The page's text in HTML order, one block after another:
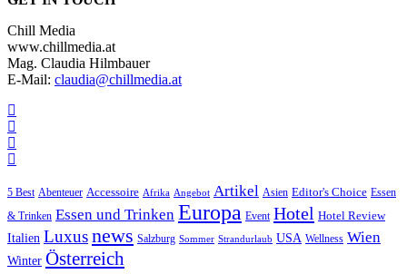
Chill Media
www.chillmedia.at
Mag. Claudia Hilmbauer
E-Mail: claudia@chillmedia.at
5 Best Abenteuer Accessoire Afrika Angebot Artikel Asien Editor's Choice Essen
& Trinken Essen und Trinken Europa Event Hotel Hotel Review
Italien Luxusnews Salzburg Sommer Strandurlaub USA Wellness Wien
Winter Österreich